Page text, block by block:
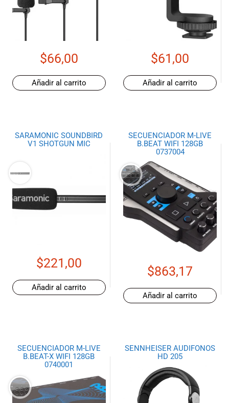
para nuestros
clientes. Ven a
o haz tu
compra en
de nuestra
página web y
recibe tu
pedido en la
comodidad de
Ecuador!
$66,00
Añadir al carrito
$61,00
Añadir al carrito
SARAMONIC SOUNDBIRD
V1 SHOTGUN MIC
$221,00
Añadir al carrito
SECUENCIADOR M-LIVE
B.BEAT WIFI 128GB
0737004
$863,17
Añadir al carrito
SECUENCIADOR M-LIVE
B.BEAT-X WIFI 128GB
0740001
SENNHEISER AUDIFONOS
HD 205